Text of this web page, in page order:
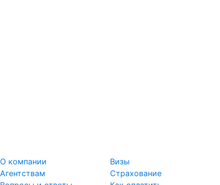
О компании
Агентствам
Визы
Страхование